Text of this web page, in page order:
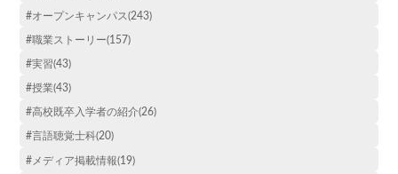
#オープンキャンパス(243)
#職業ストーリー(157)
#実習(43)
#授業(43)
#高校既卒入学者の紹介(26)
#言語聴覚士科(20)
#メディア掲載情報(19)